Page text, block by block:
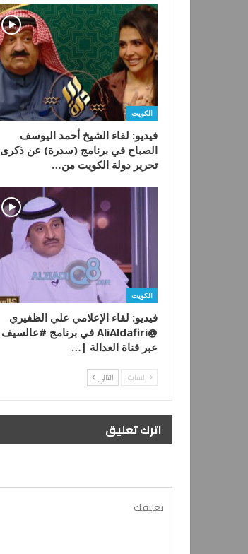
الكويت
فيديو: لقاء الشيخ أحمد اليوسف
الصباح في برنامج (سدرة) عن ذكرى
تحرير دولة الكويت من…
الكويت
فيديو: لقاء الإعلامي علي الظفيري
@AliAldafiri في برنامج #عالسيف
عبر قناة العدالة |…
السابق التالي
اترك تعليق